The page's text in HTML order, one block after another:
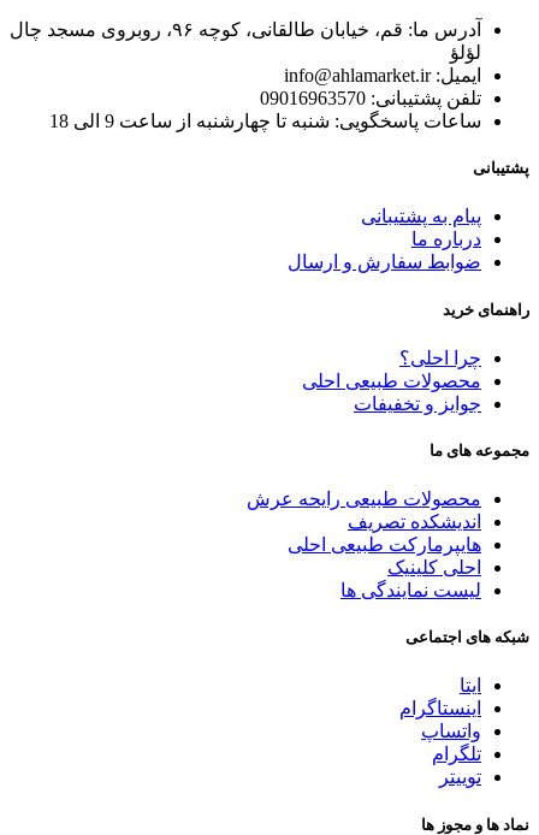
آدرس ما: قم، خیابان طالقانی، کوچه ۹۶، روبروی مسجد چال
لؤلؤ
ایمیل: info@ahlamarket.ir
تلفن پشتیبانی: 09016963570
ساعات پاسخگویی: شنبه تا چهارشنبه از ساعت 9 الی 18
پشتیبانی
پیام به پشتیبانی
درباره ما
ضوابط سفارش و ارسال
راهنمای خرید
چرا احلی؟
محصولات طبیعی احلی
جوایز و تخفیفات
مجموعه های ما
محصولات طبیعی رایحه عرش
اندیشکده تصریف
هایپرمارکت طبیعی احلی
احلی کلینیک
لیست نمایندگی ها
شبکه های اجتماعی
ایتا
اینستاگرام
واتساپ
تلگرام
توییتر
نماد ها و مجوز ها